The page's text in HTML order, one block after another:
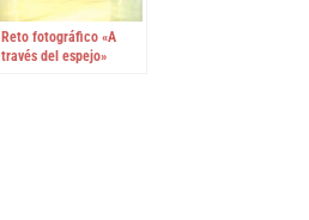
Reto fotográfico «A
través del espejo»